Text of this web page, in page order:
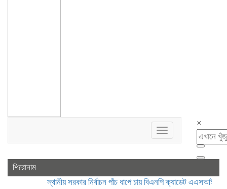
Toggle
navigation
×
শিরোনাম
স্থানীয় সরকার নির্বাচন পাঁচ ধাপে চায় বিএনপি ক্যাডেট এএসআই নিয়োগে ভুয়া